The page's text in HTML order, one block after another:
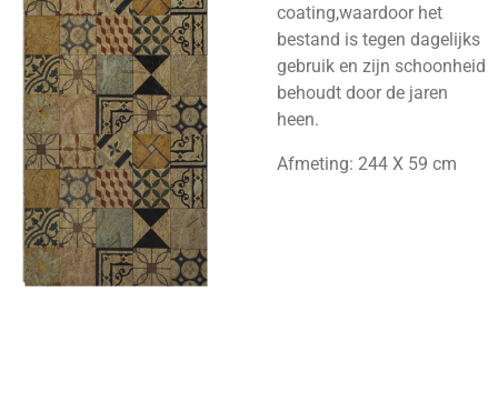
coating,waardoor het
bestand is tegen dagelijks
gebruik en zijn schoonheid
behoudt door de jaren
heen.
Afmeting: 244 X 59 cm